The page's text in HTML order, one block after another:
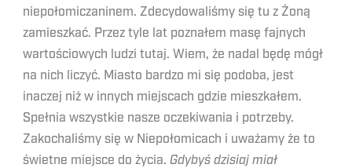
niepołomiczaninem. Zdecydowaliśmy się tu z Żoną
zamieszkać. Przez tyle lat poznałem masę fajnych
wartościowych ludzi tutaj. Wiem, że nadal będę mógł
na nich liczyć. Miasto bardzo mi się podoba, jest
inaczej niż w innych miejscach gdzie mieszkałem.
Spełnia wszystkie nasze oczekiwania i potrzeby.
Zakochaliśmy się w Niepołomicach i uważamy że to
świetne miejsce do życia. Gdybyś dzisiaj miał